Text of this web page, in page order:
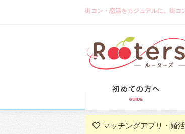
街コン・恋活をカジュアルに。街コ
マッチングアプリ・婚